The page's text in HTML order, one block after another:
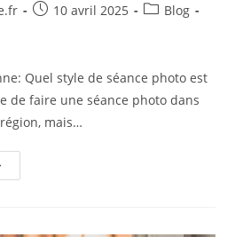
10 avril 2025
Blog
Quel style de séance photo est
de faire une séance photo dans
mais…